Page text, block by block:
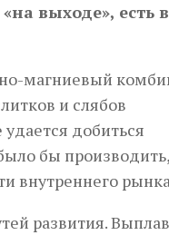
выходе», есть
магниевый
и слябов
добиться
бы
внутреннего
развития.